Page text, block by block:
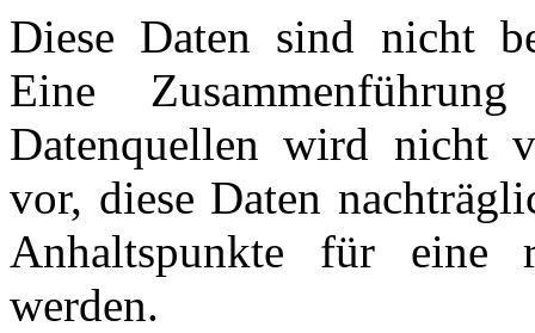
Diese Daten sind nicht
Eine
Datenquellen wird nicht
vor, diese Daten
Anhaltspunkte für eine
werden.